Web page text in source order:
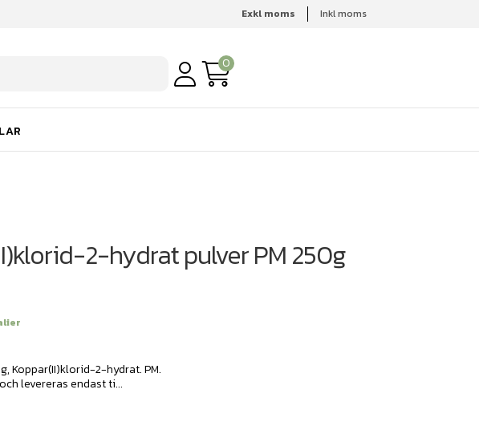
Exkl moms Inkl moms
0
2-hydrat pulver PM 250g
Koppar(II)klorid-2-hydrat. PM.
levereras endast ti...